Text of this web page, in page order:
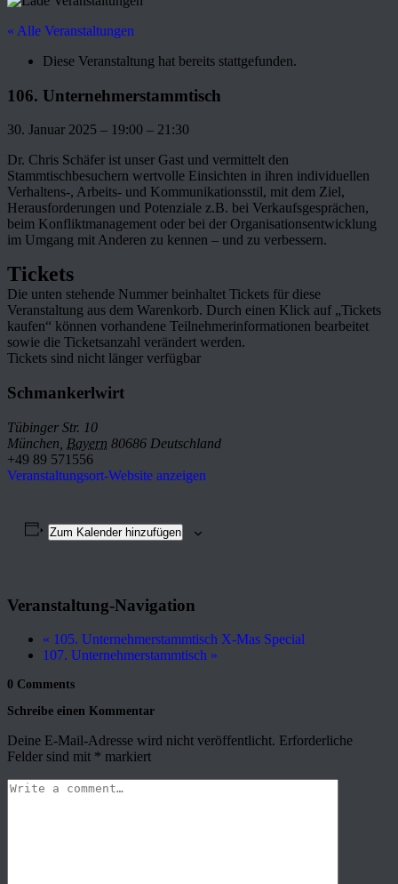
« Alle Veranstaltungen
Diese Veranstaltung hat bereits stattgefunden.
106. Unternehmerstammtisch
30. Januar 2025 – 19:00 – 21:30
Dr. Chris Schäfer ist unser Gast und vermittelt den
Stammtischbesuchern wertvolle Einsichten in ihren individuellen
Verhaltens-, Arbeits- und Kommunikationsstil, mit dem Ziel,
Herausforderungen und Potenziale z.B. bei Verkaufsgesprächen,
beim Konfliktmanagement oder bei der Organisationsentwicklung
im Umgang mit Anderen zu kennen – und zu verbessern.
Tickets
Die unten stehende Nummer beinhaltet Tickets für diese
Veranstaltung aus dem Warenkorb. Durch einen Klick auf „Tickets
kaufen“ können vorhandene Teilnehmerinformationen bearbeitet
sowie die Ticketsanzahl verändert werden.
Tickets sind nicht länger verfügbar
Schmankerlwirt
Tübinger Str. 10
München Bayern 80686 Deutschland
+49 89 571556
Veranstaltungsort-Website anzeigen
Zum Kalender hinzufügen
Veranstaltung-Navigation
« 105. Unternehmerstammtisch X-Mas Special
107. Unternehmerstammtisch »
0 Comments
Schreibe einen Kommentar
Deine E-Mail-Adresse wird nicht veröffentlicht. Erforderliche
Felder sind mit * markiert